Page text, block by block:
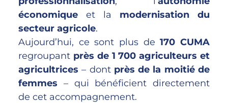
économique et la modernisation du
secteur agricole.
Aujourd’hui, ce sont plus de170 CUMA
regroupant près de 1 700 agriculteurs et
agricultrices – dont près de la moitié de
femmes – qui bénéficient directement
de cet accompagnement.